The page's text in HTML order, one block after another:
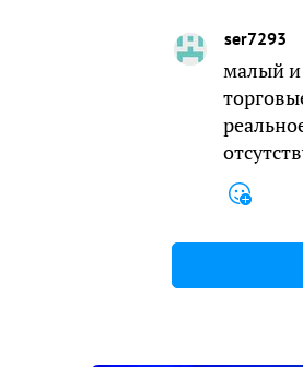
ser7293
малый и